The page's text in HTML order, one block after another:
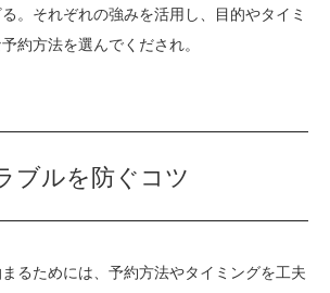
。それぞれの強みを活用し、目的やタイミ
約方法を選んでくだされ。
ブルを防ぐコツ
るためには、予約方法やタイミングを工夫